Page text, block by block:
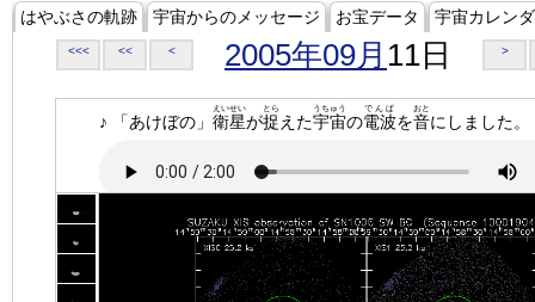
はやぶさの軌跡 宇宙からのメッセージ お宝データ 宇宙カレン
<<< << < 2005年09月 11日 >
♪ 「あけぼの」 衛星
えいせい
が捉
とら
えた宇宙
うちゅう
の電波
でんぱ
を音
おと
にしました。